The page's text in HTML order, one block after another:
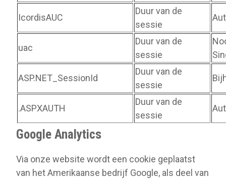
IcordisAUC
Duur van de
sessie
uac
Duur van de
sessie
ASP.NET_SessionId
Duur van de
sessie
.ASPXAUTH
Duur van de
sessie
Google Analytics
Via onze website wordt een cookie geplaatst
van het Amerikaanse bedrijf Google, als deel van